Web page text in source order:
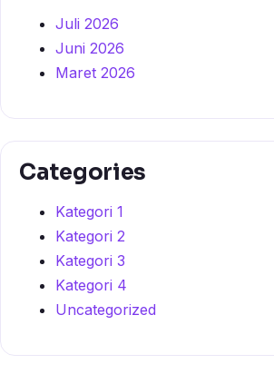
Juli 2026
Juni 2026
Maret 2026
Categories
Kategori 1
Kategori 2
Kategori 3
Kategori 4
Uncategorized